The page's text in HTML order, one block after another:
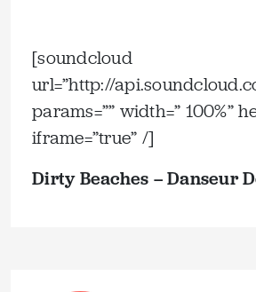
[soundcloud
url=”http://
params=”” width=” 100%”
iframe=”true” /]
Dirty Beaches – Danseur